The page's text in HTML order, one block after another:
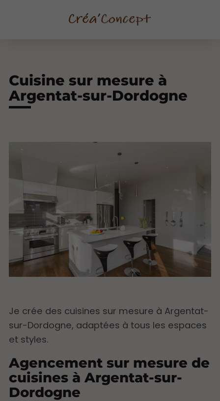
Cuisine sur mesure à
Argentat-sur-Dordogne
Je crée des cuisines sur mesure à Argentat-
sur-Dordogne, adaptées à tous les espaces
et styles.
Agencement sur mesure de
cuisines à Argentat-sur-
Dordogne